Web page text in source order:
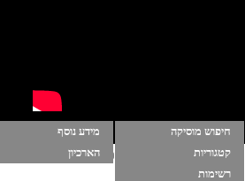
חיפוש מוסיקה
מידע נוסף
קטגוריות
הארכיון
רשימות
הרשימות שלי התחברות |הפעל מוסיקה ברקע